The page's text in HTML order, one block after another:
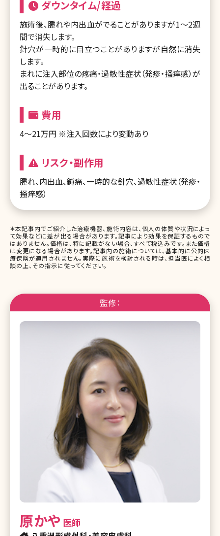
ダウンタイム/経過
施術後、腫れや内出血がでることがありますが1～2週
間で消失します。
針穴が一時的に目立つことがありますが自然に消失
します。
まれに注入部位の疼痛・過敏性症状（発疹・掻痒感）が
出ることがあります。
費用
4～21万円 ※注入回数により変動あり
リスク・副作用
腫れ、内出血、鈍痛、一時的な針穴、過敏性症状（発疹・
掻痒感）
＊本記事内でご紹介した治療機器、施術内容は、個人の体質や状況によっ
て効果などに差が出る場合があります。記事により効果を保証するもので
はありません。価格は、特に記載がない場合、すべて税込みです。また価格
は変更になる場合があります。記事内の施術については、基本的に公的医
療保険が適用されません。実際に施術を検討される時は、担当医によく相
談の上、その指示に従ってください。
監修：
原かや 医師